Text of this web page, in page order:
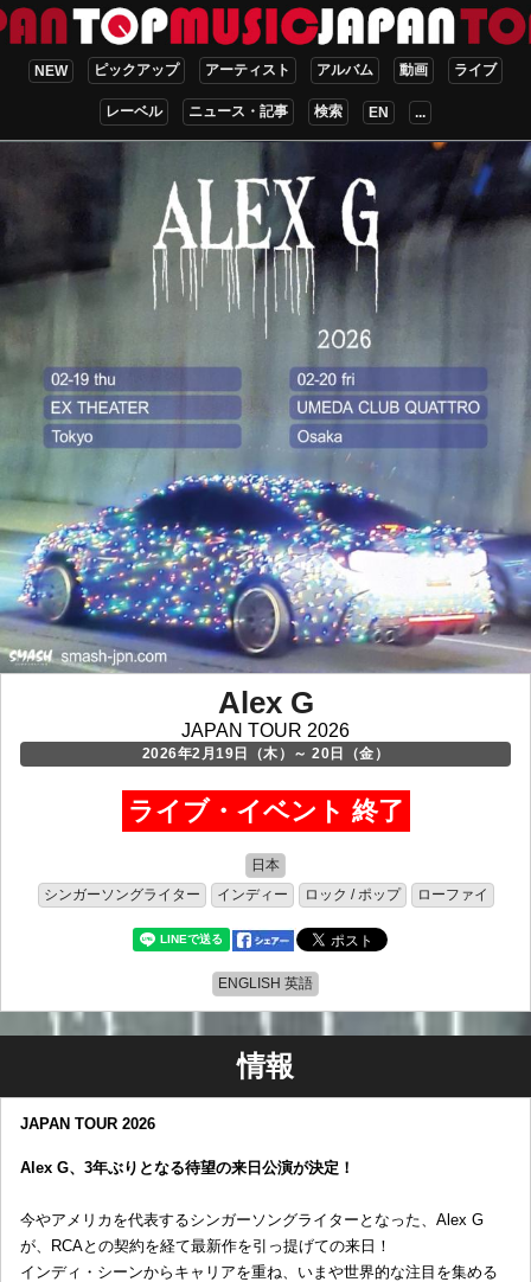
NEW ピックアップ アーティスト アルバム 動画 ライブ
レーベル ニュース・記事 検索 EN ...
Alex G
JAPAN TOUR 2026
2026年2月19日（木）～ 20日（金）
ライブ・イベント 終了
日本
シンガーソングライター
インディー ロック / ポップ ローファイ
ENGLISH 英語
情報
JAPAN TOUR 2026
Alex G、3年ぶりとなる待望の来日公演が決定！
今やアメリカを代表するシンガーソングライターとなった、Alex G
が、RCAとの契約を経て最新作を引っ提げての来日！
インディ・シーンからキャリアを重ね、いまや世界的な注目を集める